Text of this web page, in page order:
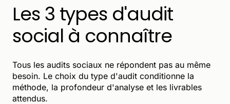
Les 3 types d'audit
social à connaître
Tous les audits sociaux ne répondent pas au même
besoin. Le choix du type d'audit conditionne la
méthode, la profondeur d'analyse et les livrables
attendus.